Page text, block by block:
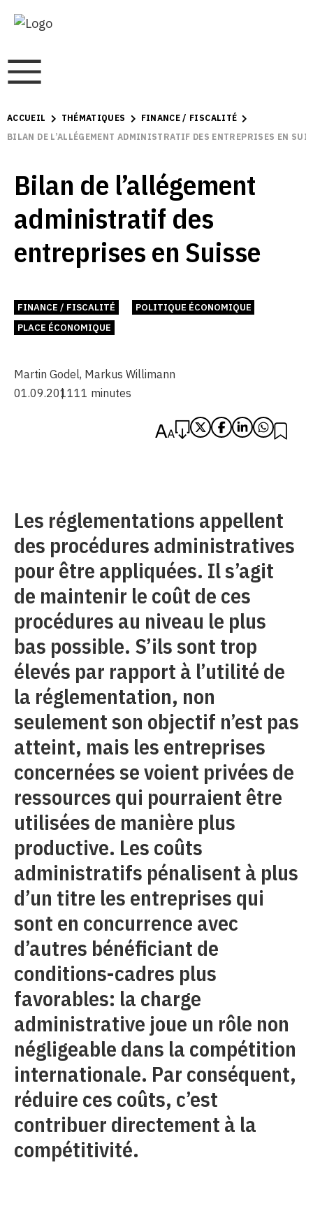
ACCUEIL THÉMATIQUES
FINANCE / FISCALITÉ
BILAN DE L’ALLÉGEMENT ADMINISTRATIF DES ENTREPRISES EN
Bilan de l’allégement
administratif des
entreprises en Suisse
FINANCE / FISCALITÉ
POLITIQUE ÉCONOMIQUE
PLACE ÉCONOMIQUE
Martin Godel, Markus Willimann
01.09.201111 minutes
Les réglementations appellent
des procédures administratives
pour être appliquées. Il s’agit
de maintenir le coût de ces
procédures au niveau le plus
bas possible. S’ils sont trop
élevés par rapport à l’utilité de
la réglementation, non
seulement son objectif n’est pas
atteint, mais les entreprises
concernées se voient privées de
ressources qui pourraient être
utilisées de manière plus
productive. Les coûts
administratifs pénalisent à plus
d’un titre les entreprises qui
sont en concurrence avec
d’autres bénéficiant de
conditions-cadres plus
favorables: la charge
administrative joue un rôle non
négligeable dans la compétition
internationale. Par conséquent,
réduire ces coûts, c’est
contribuer directement à la
compétitivité.